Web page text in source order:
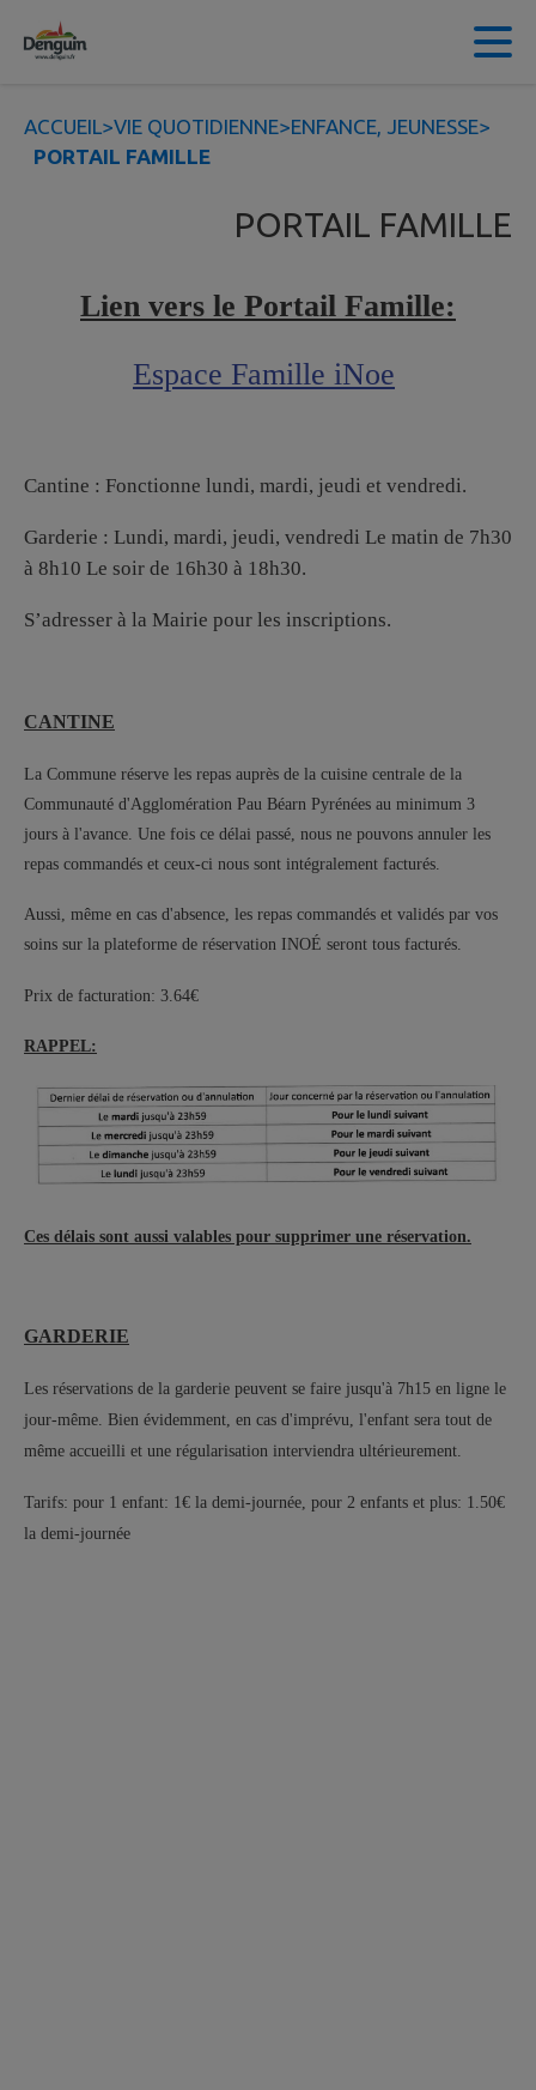
Contenu
ACCUEIL>VIE QUOTIDIENNE>ENFANCE, JEUNESSE>
PORTAIL FAMILLE
PORTAIL FAMILLE
Lien vers le Portail Famille:
Espace Famille iNoe
Cantine : Fonctionne lundi, mardi, jeudi et vendredi.
Garderie : Lundi, mardi, jeudi, vendredi Le matin de 7h30
à 8h10 Le soir de 16h30 à 18h30.
S’adresser à la Mairie pour les inscriptions.
CANTINE
La Commune réserve les repas auprès de la cuisine centrale de la
Communauté d'Agglomération Pau Béarn Pyrénées au minimum 3
jours à l'avance. Une fois ce délai passé, nous ne pouvons annuler les
repas commandés et ceux-ci nous sont intégralement facturés.
Aussi, même en cas d'absence, les repas commandés et validés par vos
soins sur la plateforme de réservation INOÉ seront tous facturés.
Prix de facturation: 3.64€
RAPPEL:
Ces délais sont aussi valables pour supprimer une réservation.
GARDERIE
Les réservations de la garderie peuvent se faire jusqu'à 7h15 en ligne le
jour-même. Bien évidemment, en cas d'imprévu, l'enfant sera tout de
même accueilli et une régularisation interviendra ultérieurement.
Tarifs: pour 1 enfant: 1€ la demi-journée, pour 2 enfants et plus: 1.50€
la demi-journée